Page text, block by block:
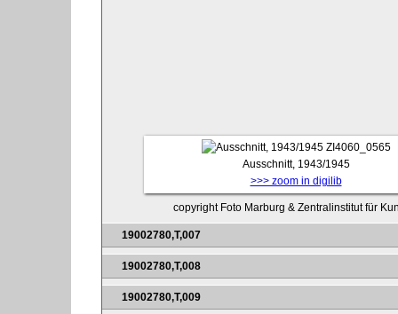
ZI4060_0565
Ausschnitt, 1943/1945
>>> zoom in digilib
copyright Foto Marburg & Zentralinstitut für
19002780,T,007
19002780,T,008
19002780,T,009